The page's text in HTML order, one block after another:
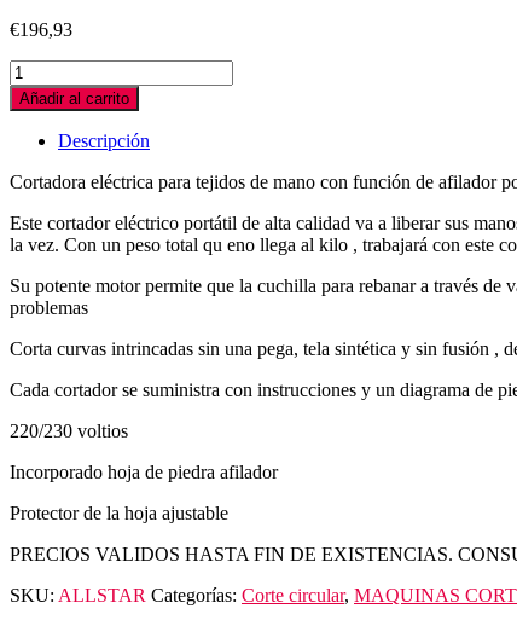
€196,93
MAQUINA
DE
CORTE
TEXTIL
MANO
TAIWAN
quantity
Añadir al carrito
Descripción
Cortadora eléctrica para tejidos de mano con función de afilador
Este cortador eléctrico portátil de alta calidad va a liberar sus
la vez. Con un peso total qu eno llega al kilo , trabajará con este
Su potente motor permite que la cuchilla para rebanar a través
problemas
Corta curvas intrincadas sin una pega, tela sintética y sin fusión ,
Cada cortador se suministra con instrucciones y un diagrama de
220/230 voltios
Incorporado hoja de piedra afilador
Protector de la hoja ajustable
PRECIOS VALIDOS HASTA FIN DE EXISTENCIAS.
SKU: ALLSTAR Categorías: Corte circular, MAQUINAS